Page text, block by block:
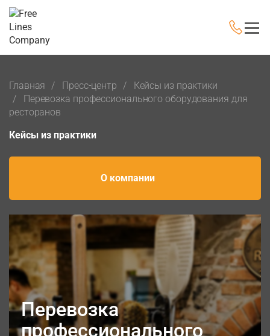
Главная Пресс-центр
Кейсы из практики
Перевозка профессионального оборудования для
ресторанов
Кейсы из практики
О компании
Перевозка
профессионального